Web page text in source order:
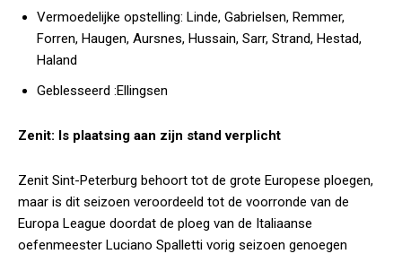
Vermoedelijke opstelling: Linde, Gabrielsen, Remmer,
Forren, Haugen, Aursnes, Hussain, Sarr, Strand, Hestad,
Haland
Geblesseerd :Ellingsen
Zenit: Is plaatsing aan zijn stand verplicht
Zenit Sint-Peterburg behoort tot de grote Europese ploegen,
maar is dit seizoen veroordeeld tot de voorronde van de
Europa League doordat de ploeg van de Italiaanse
oefenmeester Luciano Spalletti vorig seizoen genoegen